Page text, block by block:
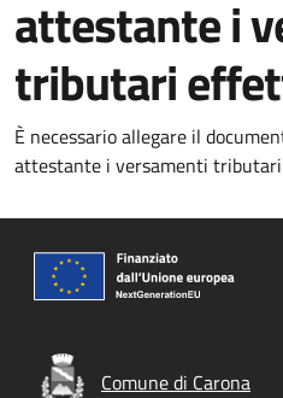
attestante i
tributari
È necessario allegare il
attestante i versamenti
Comune di Carona